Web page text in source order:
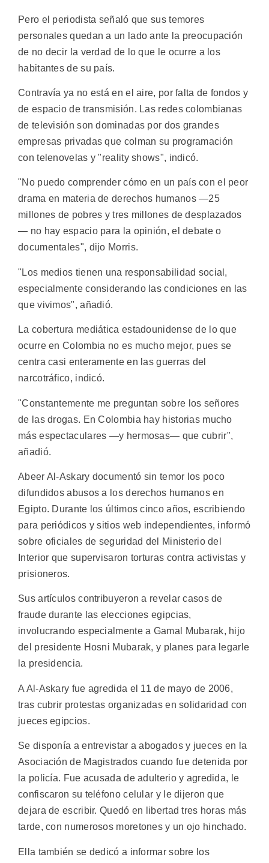
Pero el periodista señaló que sus temores
personales quedan a un lado ante la preocupación
de no decir la verdad de lo que le ocurre a los
habitantes de su país.
Contravía ya no está en el aire, por falta de fondos y
de espacio de transmisión. Las redes colombianas
de televisión son dominadas por dos grandes
empresas privadas que colman su programación
con telenovelas y "reality shows", indicó.
"No puedo comprender cómo en un país con el peor
drama en materia de derechos humanos —25
millones de pobres y tres millones de desplazados
— no hay espacio para la opinión, el debate o
documentales", dijo Morris.
"Los medios tienen una responsabilidad social,
especialmente considerando las condiciones en las
que vivimos", añadió.
La cobertura mediática estadounidense de lo que
ocurre en Colombia no es mucho mejor, pues se
centra casi enteramente en las guerras del
narcotráfico, indicó.
"Constantemente me preguntan sobre los señores
de las drogas. En Colombia hay historias mucho
más espectaculares —y hermosas— que cubrir",
añadió.
Abeer Al-Askary documentó sin temor los poco
difundidos abusos a los derechos humanos en
Egipto. Durante los últimos cinco años, escribiendo
para periódicos y sitios web independientes, informó
sobre oficiales de seguridad del Ministerio del
Interior que supervisaron torturas contra activistas y
prisioneros.
Sus artículos contribuyeron a revelar casos de
fraude durante las elecciones egipcias,
involucrando especialmente a Gamal Mubarak, hijo
del presidente Hosni Mubarak, y planes para legarle
la presidencia.
A Al-Askary fue agredida el 11 de mayo de 2006,
tras cubrir protestas organizadas en solidaridad con
jueces egipcios.
Se disponía a entrevistar a abogados y jueces en la
Asociación de Magistrados cuando fue detenida por
la policía. Fue acusada de adulterio y agredida, le
confiscaron su teléfono celular y le dijeron que
dejara de escribir. Quedó en libertad tres horas más
tarde, con numerosos moretones y un ojo hinchado.
Ella también se dedicó a informar sobre los